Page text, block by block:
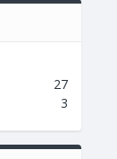
27
3